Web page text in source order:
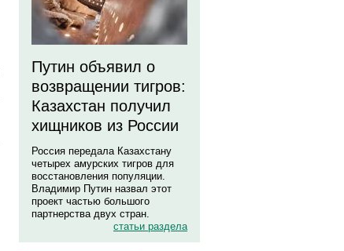
Путин объявил о
возвращении тигров:
Казахстан получил
хищников из России
Россия передала Казахстану
четырех амурских тигров для
восстановления популяции.
Владимир Путин назвал этот
проект частью большого
партнерства двух стран.
статьи раздела